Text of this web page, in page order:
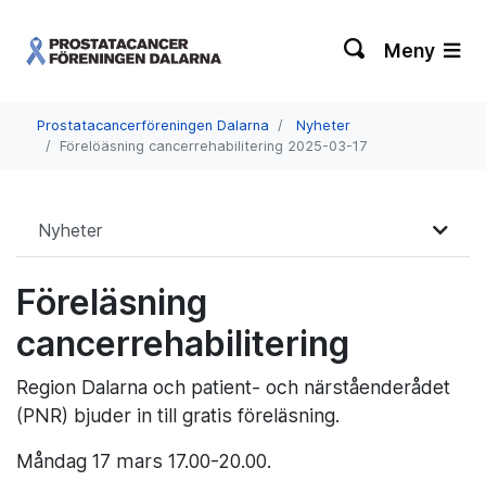
Meny
Prostatacancerföreningen Dalarna
Nyheter
Förelöäsning cancerrehabilitering 2025-03-17
Nyheter
Föreläsning
cancerrehabilitering
Region Dalarna och patient- och närståenderådet
(PNR) bjuder in till gratis föreläsning.
Måndag 17 mars 17.00-20.00.